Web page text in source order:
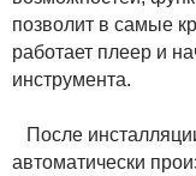
позволит в самые
работает плеер и
инструмента.
После
автоматически